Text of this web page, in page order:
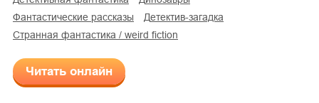
фантастические рассказы
детектив-загадка
странная фантастика / weird fiction
Читать онлайн